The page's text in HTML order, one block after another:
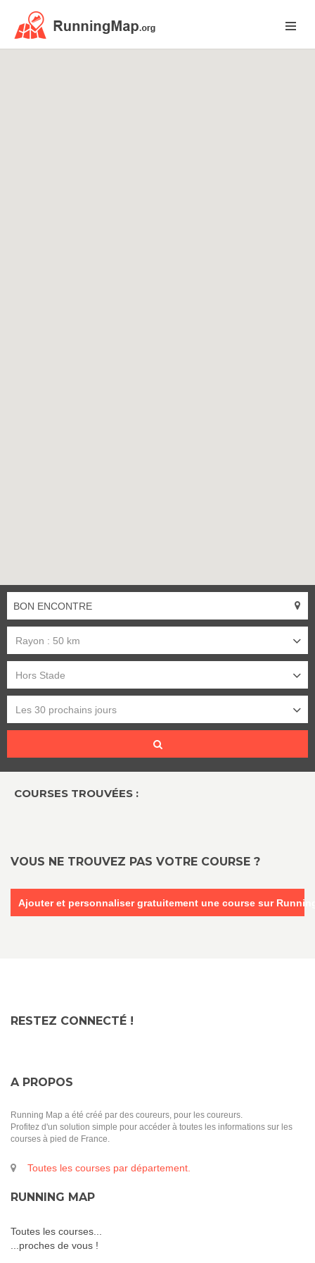
Rayon : 50 km
Hors Stade
Les 30 prochains jours
COURSES TROUVÉES :
VOUS NE TROUVEZ PAS VOTRE COURSE ?
Ajouter et personnaliser gratuitement une course sur
RESTEZ CONNECTÉ !
A PROPOS
Running Map a été créé par des coureurs, pour les coureurs.
Profitez d'un solution simple pour accéder à toutes les informations sur les
courses à pied de France.
Toutes les courses par département.
RUNNING MAP
Toutes les courses...
...proches de vous !